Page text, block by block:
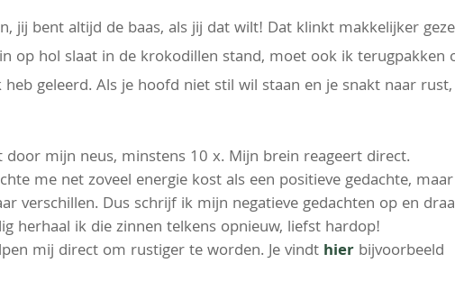
jij bent altijd de baas, als jij dat wilt! Dat klinkt makkelijker
op hol slaat in de krokodillen stand, moet ook ik terugpakken
geleerd. Als je hoofd niet stil wil staan en je snakt naar
mijn neus, minstens 10 x. Mijn brein reageert direct.
me net zoveel energie kost als een positieve gedachte,
verschillen. Dus schrijf ik mijn negatieve gedachten op en
herhaal ik die zinnen telkens opnieuw, liefst hardop!
mij direct om rustiger te worden. Je vindt hier bijvoorbeeld